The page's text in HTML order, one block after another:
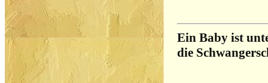
Ein Baby ist
die